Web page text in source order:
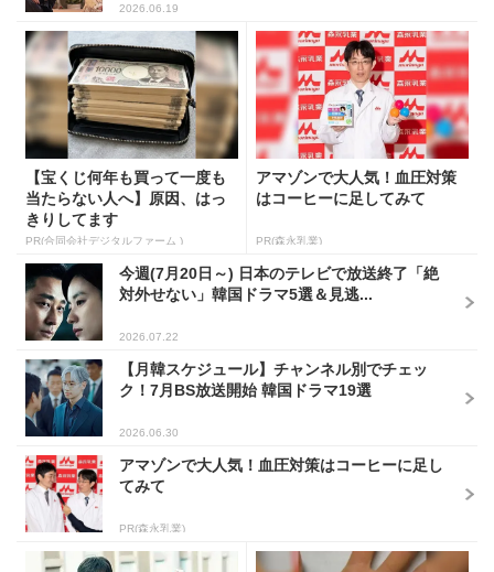
2026.06.19
【宝くじ何年も買って一度も
当たらない人へ】原因、はっ
きりしてます
PR(合同会社デジタルファーム )
アマゾンで大人気！血圧対策
はコーヒーに足してみて
PR(森永乳業)
今週(7月20日～) 日本のテレビで放送終了「絶
対外せない」韓国ドラマ5選＆見逃...
2026.07.22
【月韓スケジュール】チャンネル別でチェッ
ク！7月BS放送開始 韓国ドラマ19選
2026.06.30
アマゾンで大人気！血圧対策はコーヒーに足し
てみて
PR(森永乳業)